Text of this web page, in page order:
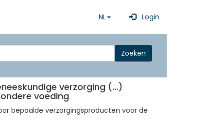
NL Login
Zoeken
verzorging (...)
voeding
bepaalde verzorgingsproducten voor de